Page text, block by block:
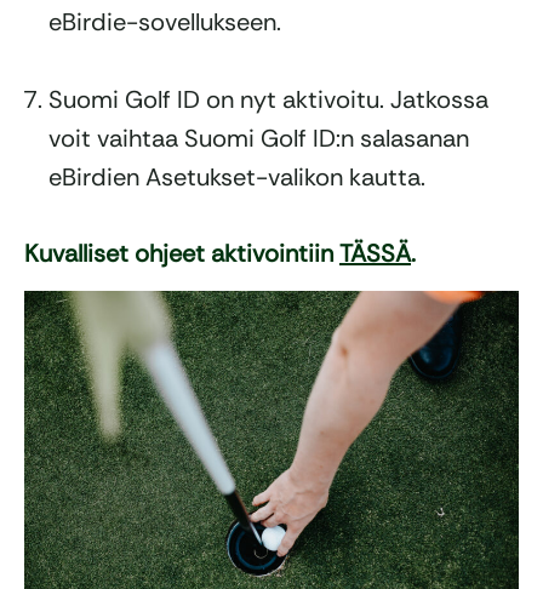
eBirdie-sovellukseen.
Suomi Golf ID on nyt aktivoitu. Jatkossa
voit vaihtaa Suomi Golf ID:n salasanan
eBirdien Asetukset-valikon kautta.
Kuvalliset ohjeet aktivointiinTÄSSÄ.